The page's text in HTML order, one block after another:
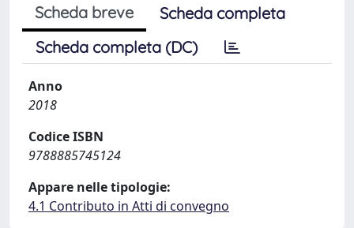
Scheda breve
Scheda completa
Scheda completa (DC)
Anno
2018
Codice ISBN
9788885745124
Appare nelle tipologie:
4.1 Contributo in Atti di convegno